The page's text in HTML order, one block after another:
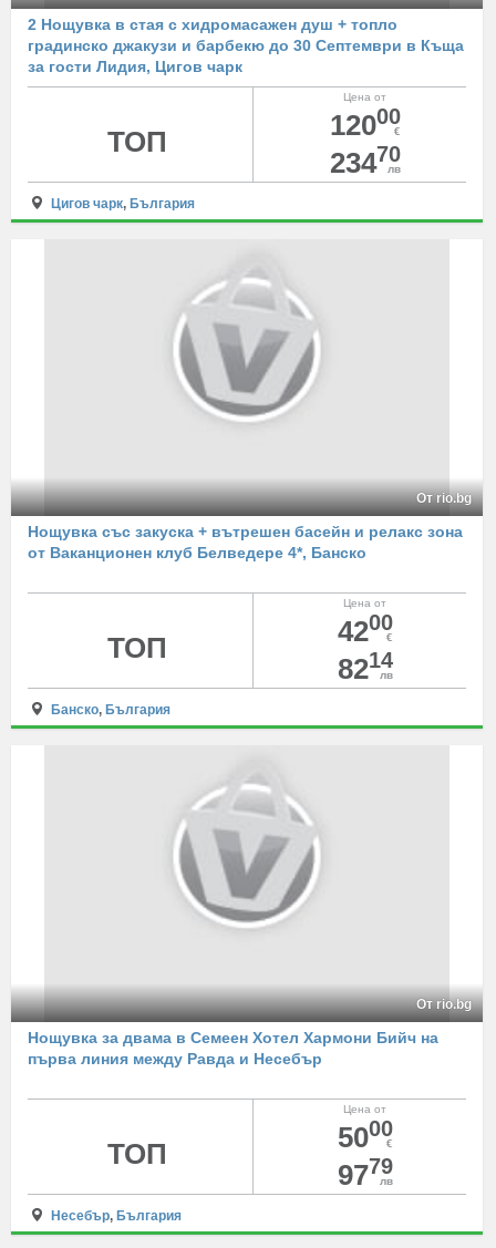
2 Нощувка в стая с хидромасажен душ + топло
градинско джакузи и барбекю до 30 Септември в Къща
за гости Лидия, Цигов чарк
Цена от
12000
€
23470
лв
ТОП
Цигов чарк, България
От rio.bg
Нощувка със закуска + вътрешен басейн и релакс зона
от Ваканционен клуб Белведере 4*, Банско
Цена от
4200
€
8214
лв
ТОП
Банско, България
От rio.bg
Нощувка за двама в Семеен Хотел Хармони Бийч на
първа линия между Равда и Несебър
Цена от
5000
€
9779
лв
ТОП
Несебър, България